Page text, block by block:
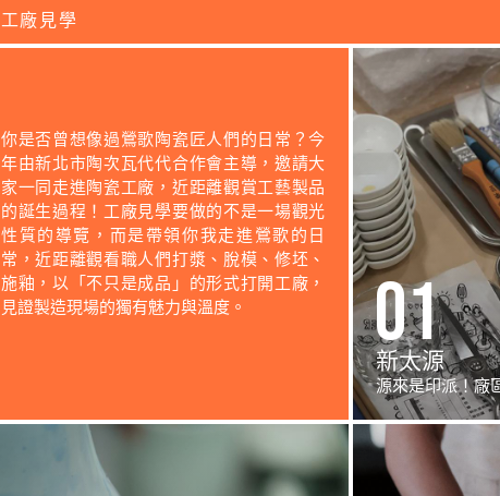
工廠見學
你是否曾想像過鶯歌陶瓷匠人們的日常？今
年由新北市陶次瓦代代合作會主導，邀請大
家一同走進陶瓷工廠，近距離觀賞工藝製品
的誕生過程！工廠見學要做的不是一場觀光
性質的導覽，而是帶領你我走進鶯歌的日
常，近距離觀看職人們打漿、脫模、修坯、
施釉，以「不只是成品」的形式打開工廠，
見證製造現場的獨有魅力與溫度。
01
新太源